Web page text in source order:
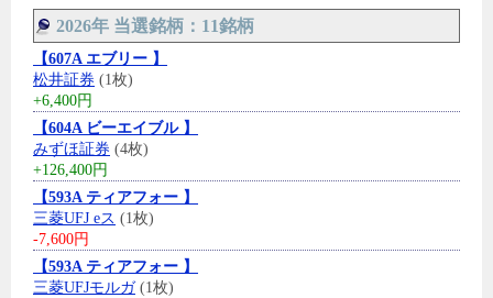
2026年 当選銘柄：11銘柄
【607A エブリー 】
松井証券 (1枚)
+6,400円
【604A ビーエイブル 】
みずほ証券 (4枚)
+126,400円
【593A ティアフォー 】
三菱UFJ eス (1枚)
-7,600円
【593A ティアフォー 】
三菱UFJモルガ(1枚)